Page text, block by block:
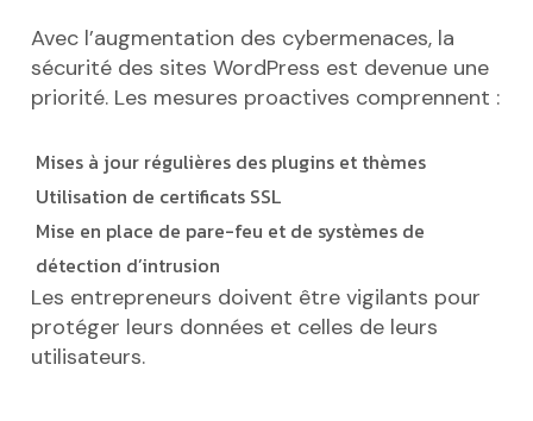
Avec l’augmentation des cybermenaces, la
sécurité des sites WordPress est devenue une
priorité. Les mesures proactives comprennent :
Mises à jour régulières des plugins et thèmes
Utilisation de certificats SSL
Mise en place de pare-feu et de systèmes de
détection d’intrusion
Les entrepreneurs doivent être vigilants pour
protéger leurs données et celles de leurs
utilisateurs.